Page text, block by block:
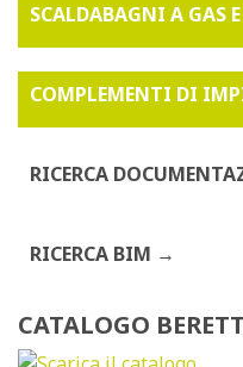
SCALDABAGNI A GAS
COMPLEMENTI DI
RICERCA
RICERCA BIM
CATALOGO